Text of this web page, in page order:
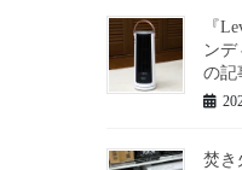
『
ンデ
の記
焚き